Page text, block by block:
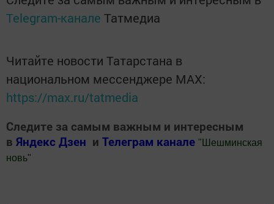
Telegram-канале Татмедиа
Читайте новости Татарстана в
национальном мессенджере MАХ:
https://max.ru/tatmedia
Следите за самым важным и интересным
в Яндекс Дзен и Телеграм канале " Шешминская
новь"